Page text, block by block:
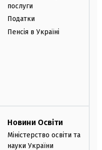
послуги
Податки
Пенсія в Україні
Новини Освіти
Міністерство освіти та
науки України